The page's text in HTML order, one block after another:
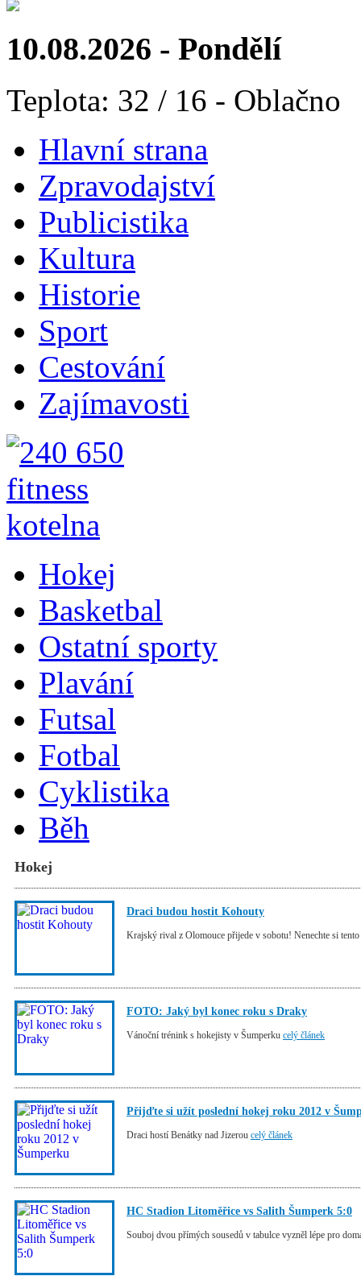
10.08.2026 - Pondělí
Teplota: 32 / 16 - Oblačno
Hlavní strana
Zpravodajství
Publicistika
Kultura
Historie
Sport
Cestování
Zajímavosti
Hokej
Basketbal
Ostatní sporty
Plavání
Futsal
Fotbal
Cyklistika
Běh
Hokej
Draci budou hostit Kohouty
Krajský rival z Olomouce přijede v sobotu! Nenechte si
FOTO: Jaký byl konec roku s Draky
Vánoční trénink s hokejisty v Šumperku celý článek
Přijďte si užít poslední hokej roku 2012 v
Draci hostí Benátky nad Jizerou celý článek
HC Stadion Litoměřice vs Salith Šumperk 5:0
Souboj dvou přímých sousedů v tabulce vyzněl lépe pro